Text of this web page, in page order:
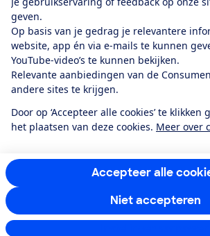
geven.
Op basis van je gedrag je relevantere
website, app én via e-mails te kunnen
YouTube-video’s te kunnen bekijken.
Relevante aanbiedingen van de
andere sites te krijgen.
Door op ‘Accepteer alle cookies’ te klikken
het plaatsen van deze cookies. Meer over
Accepteer alle
Niet accepteren
app
Algemene Voorwaarden
Cookiebeleid
Privacyvoorkeuren
Toegankelijkheid
RSS-feed nieuws
FacebookTwitter
12.901consumentenbeoordelen de